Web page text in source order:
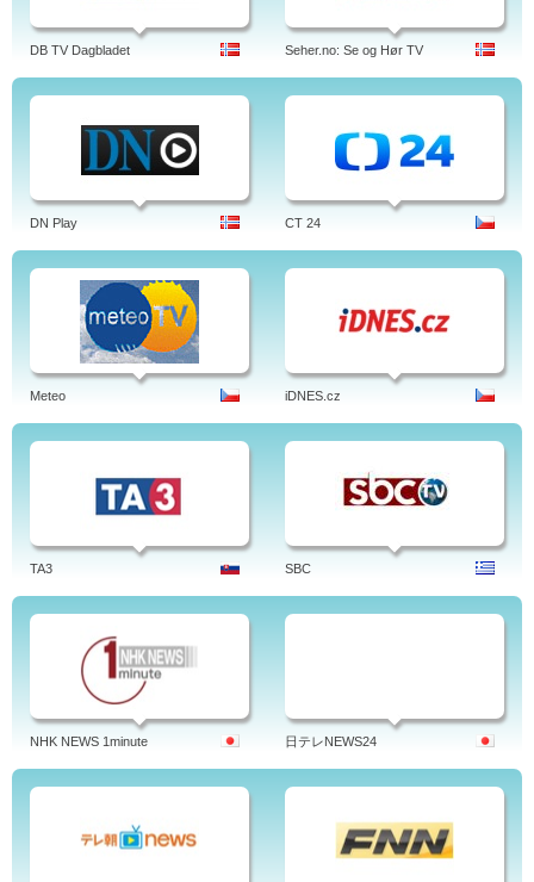
DB TV Dagbladet Seher.no: Se og Hør TV
DN Play CT 24
Meteo iDNES.cz
TA3 SBC
NHK NEWS 1minute 日テレNEWS24